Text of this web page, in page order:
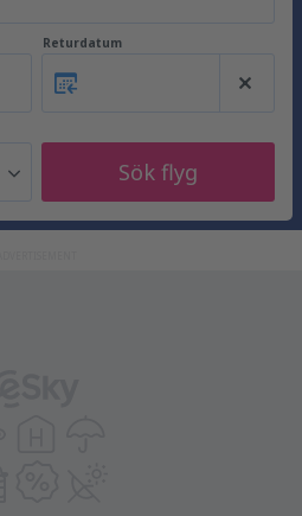
Returdatum
Sök flyg